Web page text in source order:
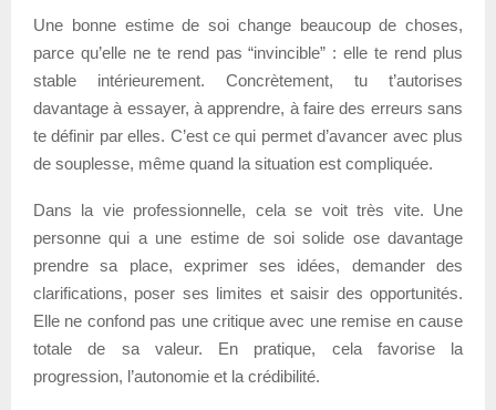
Une bonne estime de soi change beaucoup de choses,
parce qu’elle ne te rend pas “invincible” : elle te rend plus
stable intérieurement. Concrètement, tu t’autorises
davantage à essayer, à apprendre, à faire des erreurs sans
te définir par elles. C’est ce qui permet d’avancer avec plus
de souplesse, même quand la situation est compliquée.
Dans la vie professionnelle, cela se voit très vite. Une
personne qui a une estime de soi solide ose davantage
prendre sa place, exprimer ses idées, demander des
clarifications, poser ses limites et saisir des opportunités.
Elle ne confond pas une critique avec une remise en cause
totale de sa valeur. En pratique, cela favorise la
progression, l’autonomie et la crédibilité.